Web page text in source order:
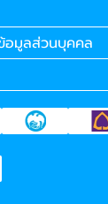
อมูลส่วนบุคคล